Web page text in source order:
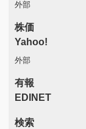
外部
株価
Yahoo!
外部
有報
EDINET
検索